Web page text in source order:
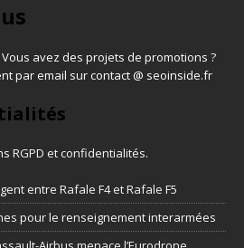
avez des projets de promotions ?
par email sur contact @ seoinside.fr
RGPD et confidentialités.
entre Rafale F4 et Rafale F5
pour le renseignement interarmées